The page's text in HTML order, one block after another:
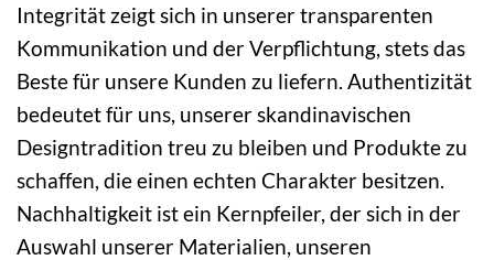
Integrität zeigt sich in unserer transparenten
Kommunikation und der Verpflichtung, stets das
Beste für unsere Kunden zu liefern. Authentizität
bedeutet für uns, unserer skandinavischen
Designtradition treu zu bleiben und Produkte zu
schaffen, die einen echten Charakter besitzen.
Nachhaltigkeit ist ein Kernpfeiler, der sich in der
Auswahl unserer Materialien, unseren